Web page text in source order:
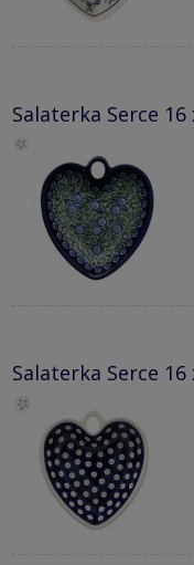
Salaterka Serce 16
Salaterka Serce 16